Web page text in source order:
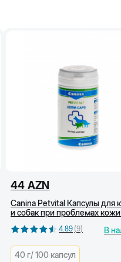
44 AZN
Canina Petvital Капсулы для
и собак при проблемах
4.89 (9) В
40 г/ 100 капсул